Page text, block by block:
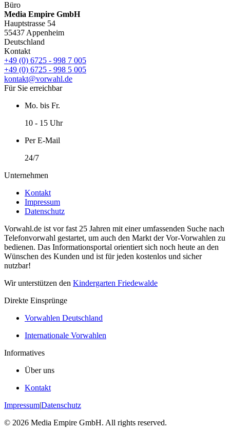
Büro
Media Empire GmbH
Hauptstrasse 54
55437 Appenheim
Deutschland
Kontakt
+49 (0) 6725 - 998 7 005
+49 (0) 6725 - 998 5 005
kontakt@vorwahl.de
Für Sie erreichbar
Mo. bis Fr.
10 - 15 Uhr
Per E-Mail
24/7
Unternehmen
Kontakt
Impressum
Datenschutz
Vorwahl.de ist vor fast 25 Jahren mit einer umfassenden Suche nach
Telefonvorwahl gestartet, um auch den Markt der Vor-Vorwahlen zu
bedienen. Das Informationsportal orientiert sich noch heute an den
Wünschen des Kunden und ist für jeden kostenlos und sicher
nutzbar!
Wir unterstützen den Kindergarten Friedewalde
Direkte Einsprünge
Vorwahlen Deutschland
Internationale Vorwahlen
Informatives
Über uns
Kontakt
Impressum|Datenschutz
© 2026 Media Empire GmbH. All rights reserved.